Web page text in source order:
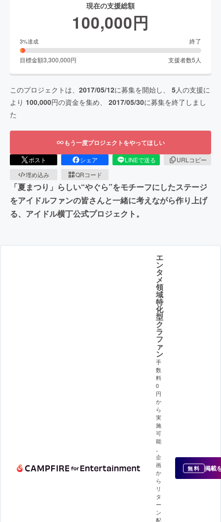
現在の支援総額
100,000円
3%達成 終了
目標金額3,300,000円 支援者数5 人
このプロジェクトは、 2017/05/12に募集を開始し、 5人の支援に
より 100,000円の資金を集め、 2017/05/30に募集を終了しまし
た
もう一度プロジェクトをやってほしい
ポスト シェア LINEで送る
URLコピー
埋め込み
QRコード
「夏まつり」らしい“やぐら”をモチーフにしたステージ
をアイドルファンの皆さんと一緒に考えながら作り上げ
る、アイドル横丁公式プロジェクト。
エ
ン
タ
メ
領
域
特
化
型
ク
ラ
フ
ァ
ン
手
数
料
0
円
か
ら
実
施
可
能
企
画
か
ら
リ
タ
ー
ン
配
無料 掲載